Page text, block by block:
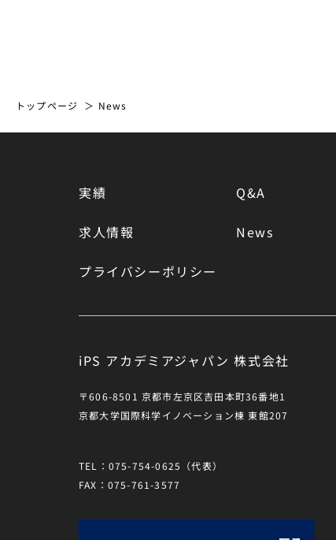
トップページ News
実績 Q&A
求人情報 News
プライバシーポリシー
iPS アカデミアジャパン 株式会社
〒606-8501 京都市左京区吉田本町36番地1
京都大学国際科学イノベーション棟 東館207
TEL：075-754-0625（代表）
FAX：075-761-3577